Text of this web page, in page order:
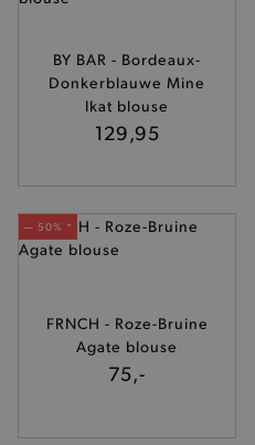
BY BAR - Bordeaux-
Donkerblauwe Mine
Ikat blouse
129,95
— 50% *
FRNCH - Roze-Bruine
Agate blouse
75,-